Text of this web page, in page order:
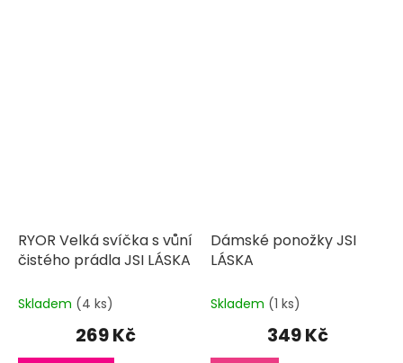
RYOR Velká svíčka s vůní
čistého prádla JSI LÁSKA
Skladem (4 ks)
269 Kč
Dámské ponožky JSI
LÁSKA
Skladem (1 ks)
349 Kč